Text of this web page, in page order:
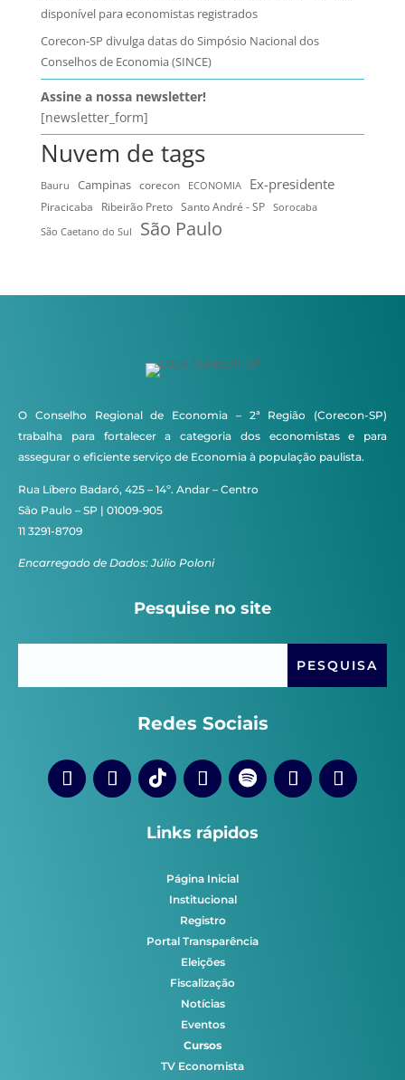
disponível para economistas registrados
Corecon-SP divulga datas do Simpósio Nacional dos
Conselhos de Economia (SINCE)
Assine a nossa newsletter!
[newsletter_form]
Nuvem de tags
Bauru Campinas corecon ECONOMIA Ex-presidente
Piracicaba Ribeirão Preto Santo André - SP
Sorocaba
São Caetano do Sul
São Paulo
O Conselho Regional de Economia – 2ª Região (Corecon-SP)
trabalha para fortalecer a categoria dos economistas e para
assegurar o eficiente serviço de Economia à população paulista.
Rua Líbero Badaró, 425 – 14º. Andar – Centro
São Paulo – SP | 01009-905
11 3291-8709
Encarregado de Dados: Júlio Poloni
Pesquise no site
Redes Sociais
Links rápidos
Página Inicial
Institucional
Registro
Portal Transparência
Eleições
Fiscalização
Notícias
Eventos
Cursos
TV Economista